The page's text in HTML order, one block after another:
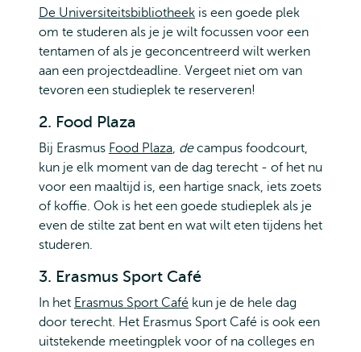
De Universiteitsbibliotheek is een goede plek
om te studeren als je je wilt focussen voor een
tentamen of als je geconcentreerd wilt werken
aan een projectdeadline. Vergeet niet om van
tevoren een studieplek te reserveren!
2. Food Plaza
Bij Erasmus Food Plaza, decampus foodcourt,
kun je elk moment van de dag terecht - of het nu
voor een maaltijd is, een hartige snack, iets zoets
of koffie. Ook is het een goede studieplek als je
even de stilte zat bent en wat wilt eten tijdens het
studeren.
3. Erasmus Sport Café
In het Erasmus Sport Café kun je de hele dag
door terecht. Het Erasmus Sport Café is ook een
uitstekende meetingplek voor of na colleges en